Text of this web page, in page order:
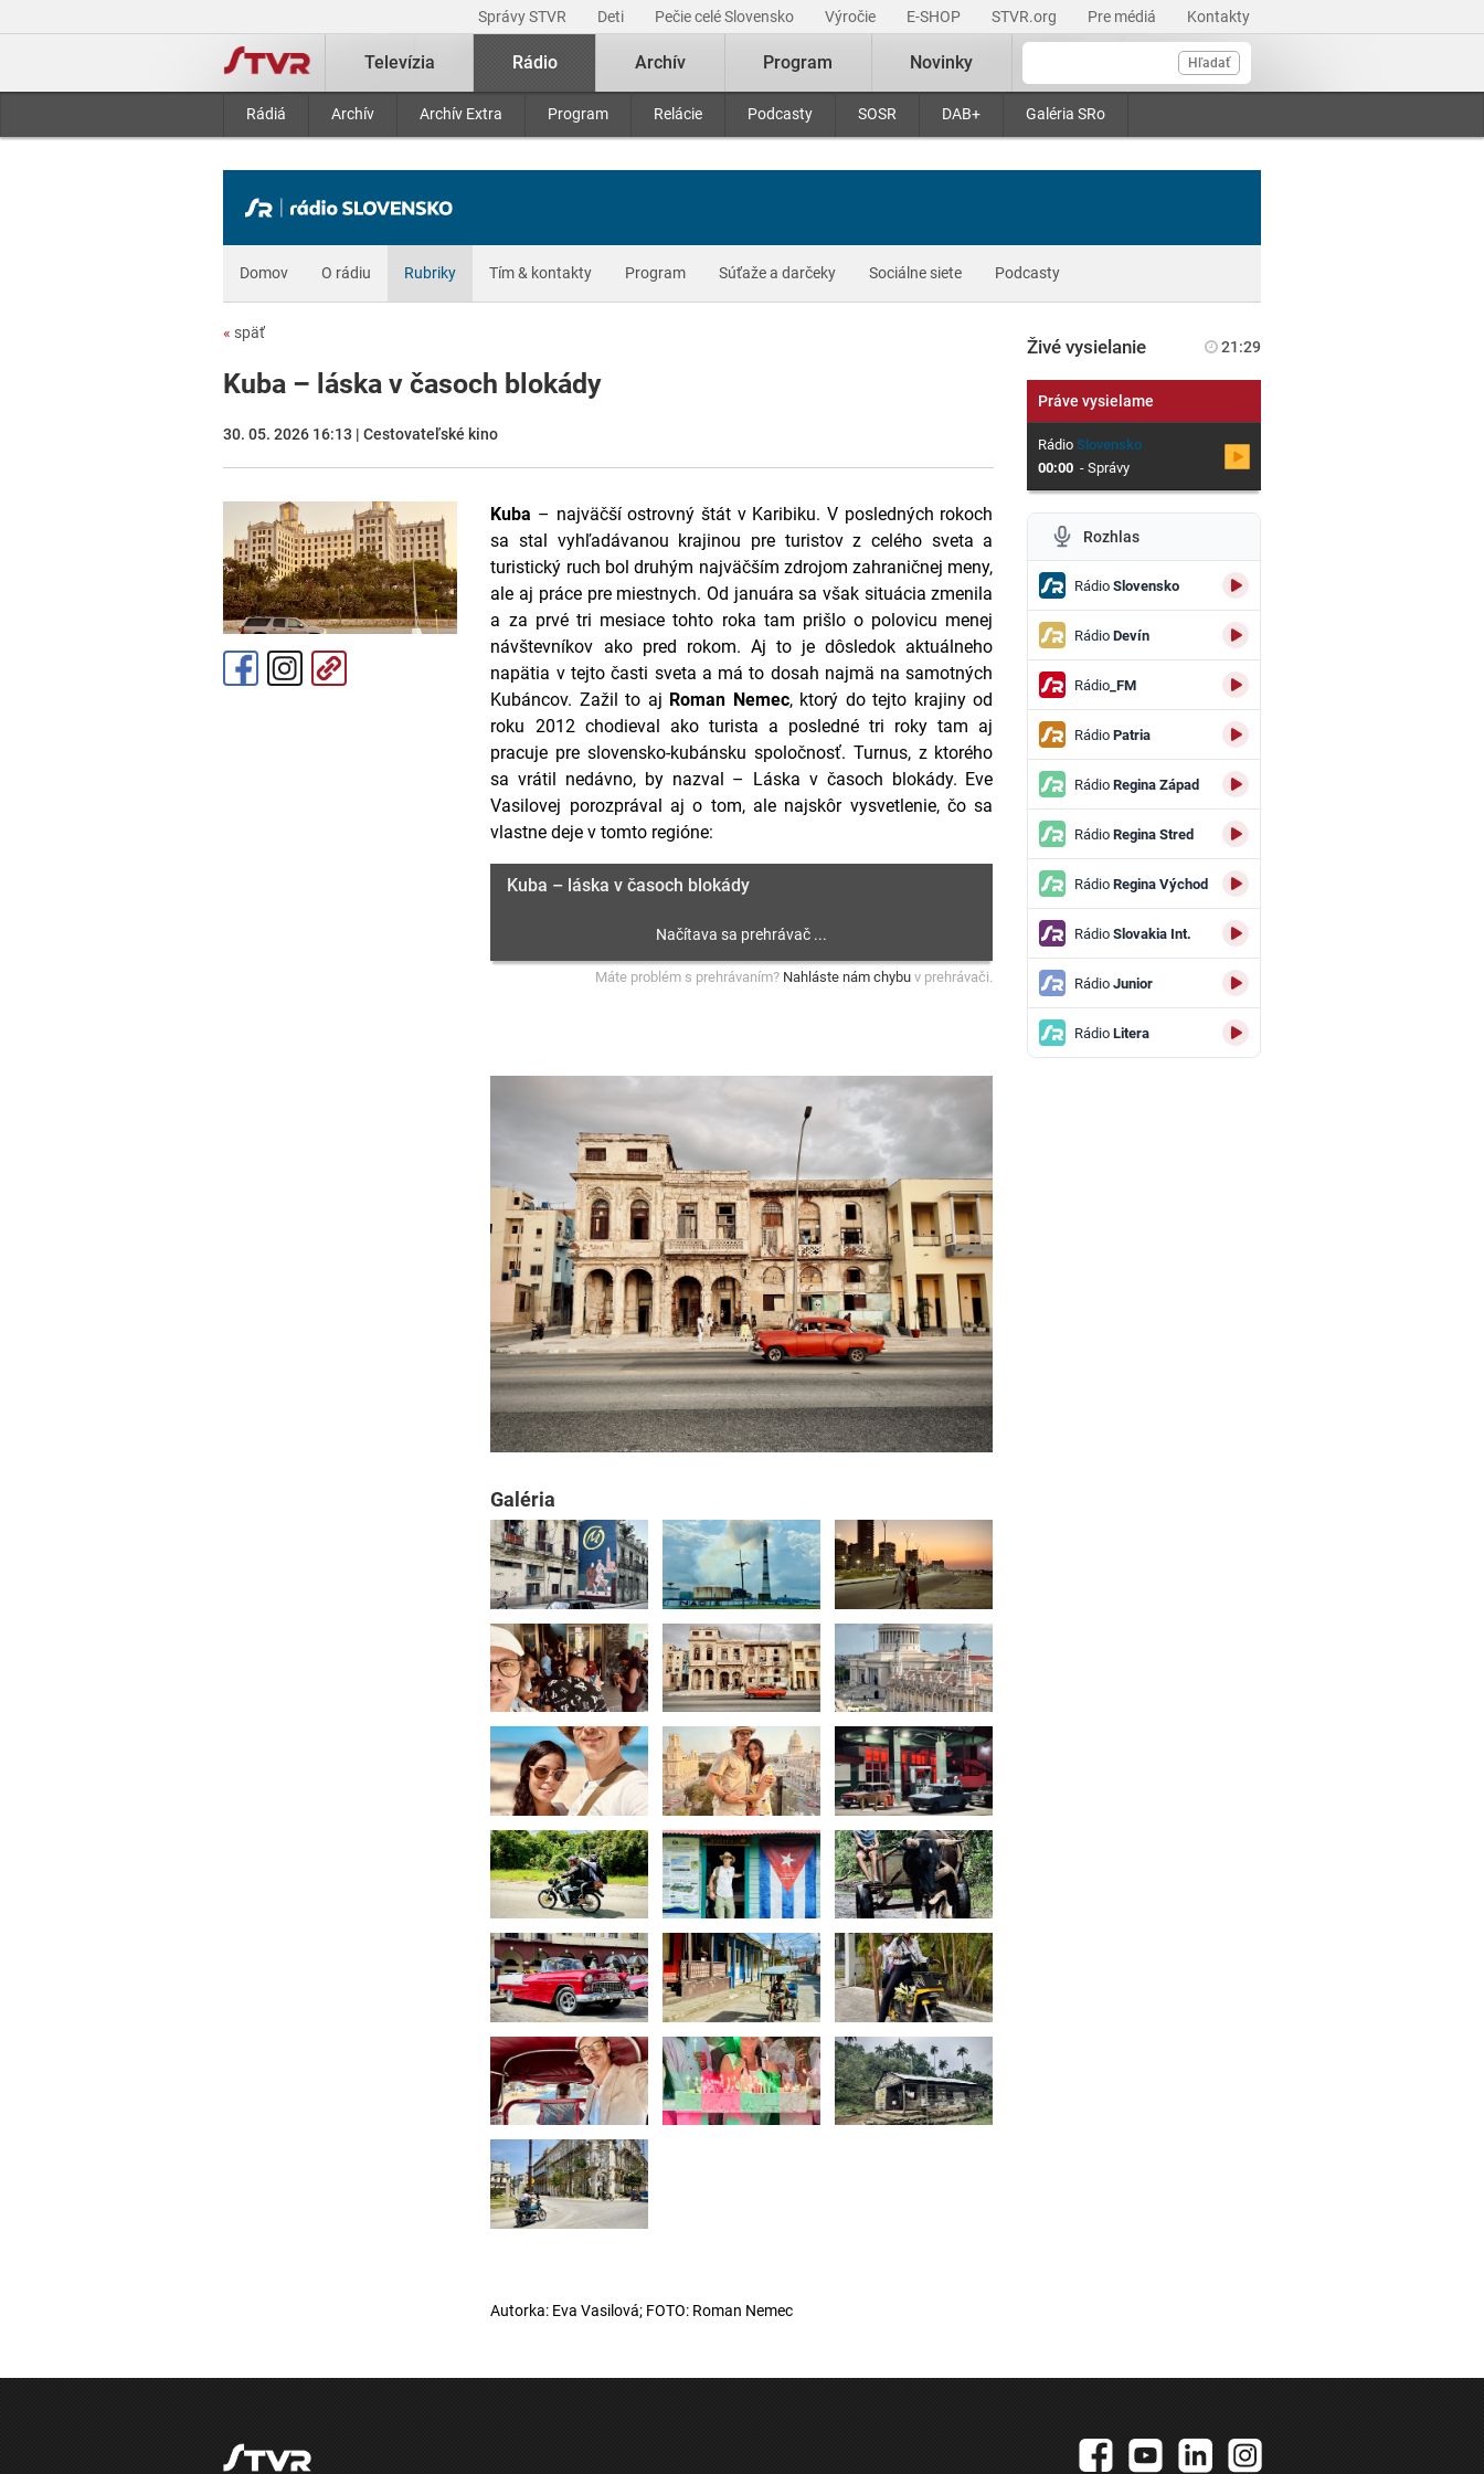
Správy STVR Deti Pečie celé Slovensko Výročie E-SHOP STVR.org Pre médiá Kontakty
Hľadať
Televízia Rádio
Rádiá Archív Archív Extra Program Relácie Podcasty SOSR DAB+ Galéria SRo
Archív Program Novinky
Domov O rádiu Rubriky Tím & kontakty Program Súťaže a darčeky Sociálne siete Podcasty
« späť
Kuba – láska v časoch blokády
30. 05. 2026 16:13 | Cestovateľské kino
Kuba – najväčší ostrovný štát v Karibiku. V posledných rokoch
sa stal vyhľadávanou krajinou pre turistov z celého sveta a
turistický ruch bol druhým najväčším zdrojom zahraničnej meny,
ale aj práce pre miestnych. Od januára sa však situácia zmenila
a za prvé tri mesiace tohto roka tam prišlo o polovicu menej
návštevníkov ako pred rokom. Aj to je dôsledok aktuálneho
napätia v tejto časti sveta a má to dosah najmä na samotných
Kubáncov. Zažil to aj Roman Nemec, ktorý do tejto krajiny od
roku 2012 chodieval ako turista a posledné tri roky tam aj
pracuje pre slovensko-kubánsku spoločnosť. Turnus, z ktorého
sa vrátil nedávno, by nazval – Láska v časoch blokády. Eve
Vasilovej porozprával aj o tom, ale najskôr vysvetlenie, čo sa
vlastne deje v tomto regióne:
Kuba – láska v časoch blokády
Máte problém s prehrávaním? Nahláste nám chybu v prehrávači.
Galéria
Autorka: Eva Vasilová; FOTO: Roman Nemec
Živé vysielanie 21:29
Práve vysielame
RádioSlovensko
00:00 - Správy
Rozhlas
RádioSlovensko
RádioDevín
Rádio_FM
RádioPatria
RádioRegina Západ
RádioRegina Stred
RádioRegina Východ
RádioSlovakia Int.
RádioJunior
RádioLitera